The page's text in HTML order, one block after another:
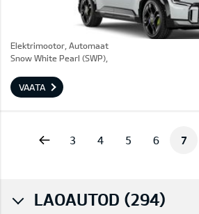
Elektrimootor, Automaat
Snow White Pearl (SWP),
VAATA
3 4 5 6 7
LAOAUTOD (294)